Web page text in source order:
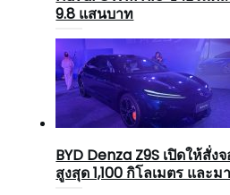
9.8 แสนบาท
BYD Denza Z9S เปิดให้สั่ง
สูงสุด 1,100 กิโลเมตร และ